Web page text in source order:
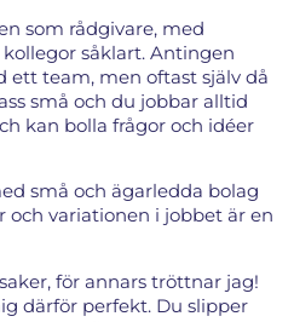
som rådgivare, med
såklart. Antingen
ett team, men oftast själv då
små och du jobbar alltid
kan bolla frågor och idéer
små och ägarledda bolag
och variationen i jobbet är en
för annars tröttnar jag!
därför perfekt. Du slipper